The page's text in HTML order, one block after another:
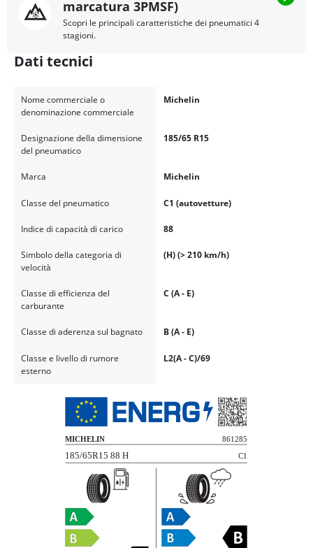
marcatura 3PMSF)
Scopri le principali caratteristiche dei pneumatici 4
stagioni.
Dati tecnici
Nome commerciale o
denominazione commerciale
Michelin
Designazione della dimensione
del pneumatico
185/65 R15
Marca Michelin
Classe del pneumatico C1 (autovetture)
Indice di capacità di carico 88
Simbolo della categoria di
velocità
(H) (> 210 km/h)
Classe di efficienza del
carburante
C (A - E)
Classe di aderenza sul bagnato B (A - E)
Classe e livello di rumore
esterno
L2(A - C)/69